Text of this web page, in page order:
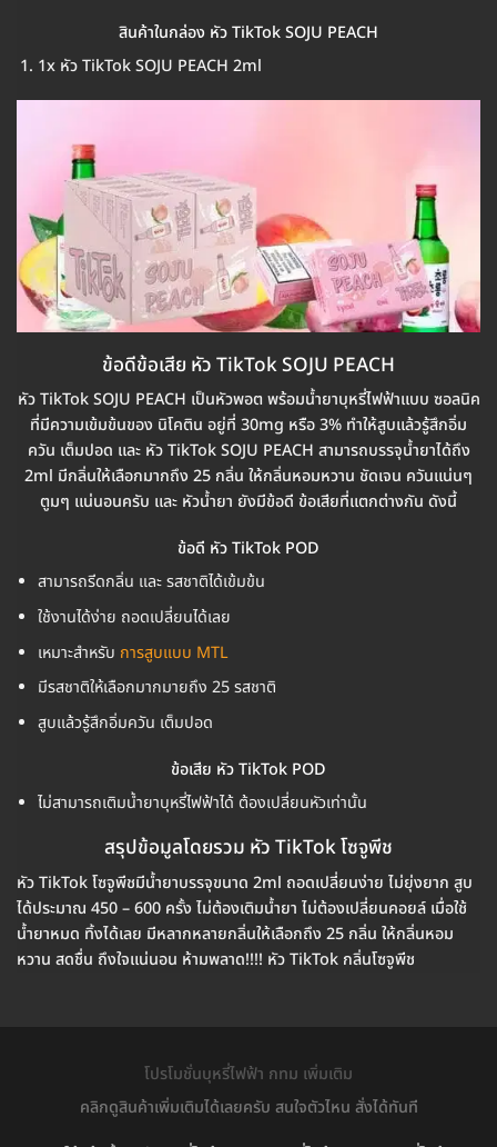
สินค้าในกล่อง หัว TikTok SOJU PEACH
1x หัว TikTok SOJU PEACH 2ml
ข้อดีข้อเสีย หัว TikTok SOJU PEACH
หัว TikTok SOJU PEACH เป็นหัวพอต พร้อมน้ำยาบุหรี่ไฟฟ้าแบบ ซอลนิค
ที่มีความเข้มข้นของ นิโคติน อยู่ที่ 30mg หรือ 3% ทำให้สูบแล้วรู้สึกอิ่ม
ควัน เต็มปอด และ หัว TikTok SOJU PEACH สามารถบรรจุน้ำยาได้ถึง
2ml มีกลิ่นให้เลือกมากถึง 25 กลิ่น ให้กลิ่นหอมหวาน ชัดเจน ควันแน่นๆ
ตูมๆ แน่นอนครับ และ หัวน้ำยา ยังมีข้อดี ข้อเสียที่แตกต่างกัน ดังนี้
ข้อดี หัว TikTok POD
สามารถรีดกลิ่น และ รสชาติได้เข้มข้น
ใช้งานได้ง่าย ถอดเปลี่ยนได้เลย
เหมาะสำหรับ การสูบแบบ MTL
มีรสชาติให้เลือกมากมายถึง 25รสชาติ
สูบแล้วรู้สึกอิ่มควัน เต็มปอด
ข้อเสีย หัว TikTok POD
ไม่สามารถเติมน้ำยาบุหรี่ไฟฟ้าได้ ต้องเปลี่ยนหัวเท่านั้น
สรุปข้อมูลโดยรวม หัว TikTok โซจูพีช
หัว TikTok โซจูพีชมีน้ำยาบรรจุขนาด 2ml ถอดเปลี่ยนง่าย ไม่ยุ่งยาก สูบ
ได้ประมาณ 450 – 600 ครั้ง ไม่ต้องเติมน้ำยา ไม่ต้องเปลี่ยนคอยล์ เมื่อใช้
น้ำยาหมด ทิ้งได้เลย มีหลากหลายกลิ่นให้เลือกถึง 25 กลิ่น ให้กลิ่นหอม
หวาน สดชื่น ถึงใจแน่นอน ห้ามพลาด!!!! หัว TikTok กลิ่นโซจูพีช
โปรโมชั่นบุหรี่ไฟฟ้า กทม เพิ่มเติม
คลิกดูสินค้าเพิ่มเติมได้เลยครับ สนใจตัวไหน สั่งได้ทันที